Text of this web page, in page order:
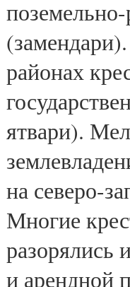
районах
ятвари).
на северо-
Многие
разорялись
и арендной